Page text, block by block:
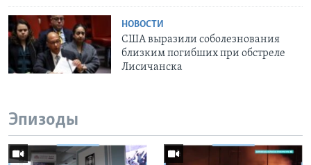
НОВОСТИ
США выразили соболезнования
близким погибших при обстреле
Лисичанска
Эпизоды